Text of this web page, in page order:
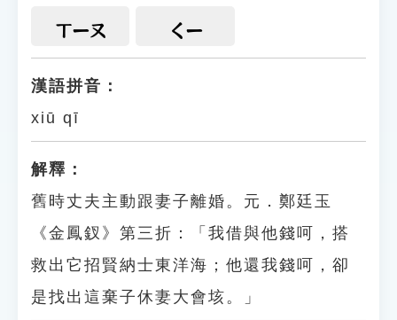
ㄒㄧㄡ ㄑㄧ
漢語拼音：
xiū qī
解釋：
舊時丈夫主動跟妻子離婚。元．鄭廷玉
《金鳳釵》第三折：「我借與他錢呵，搭
救出它招賢納士東洋海；他還我錢呵，卻
是找出這棄子休妻大會垓。」